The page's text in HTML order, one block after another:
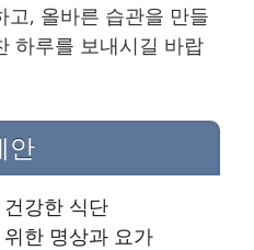
고, 올바른 습관을 만들
하루를 보내시길 바랍
안
강한 식단
한 명상과 요가